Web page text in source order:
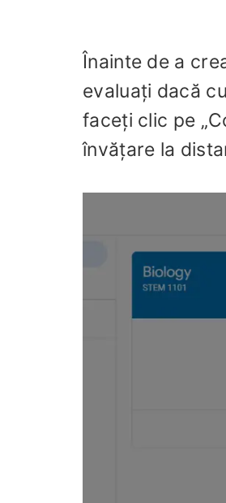
Înainte de a
evaluați dacă
faceți clic pe
învățare la